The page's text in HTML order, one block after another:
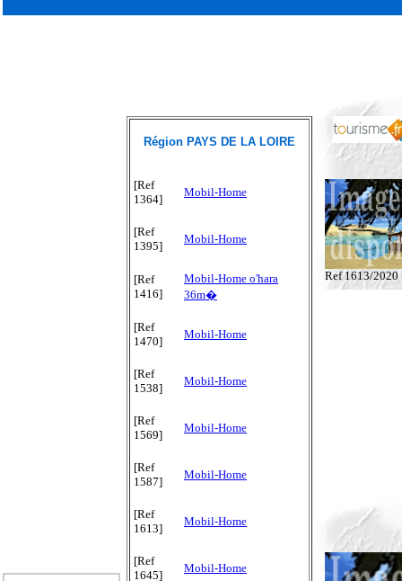
Région PAYS DE LA LOIRE
[Ref
1364]
Mobil-Home
[Ref
1395]
Mobil-Home
[Ref
1416]
Mobil-Home o'hara
36m�
[Ref
1470]
Mobil-Home
[Ref
1538]
Mobil-Home
[Ref
1569]
Mobil-Home
[Ref
1587]
Mobil-Home
[Ref
1613]
Mobil-Home
[Ref
1645]
Mobil-Home
Ref 1613/2020